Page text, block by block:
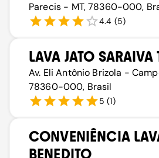
Parecis - MT, 78360-000,
4.4 (5)
LAVA JATO SARAIVA
Av. Eli Antônio Brizola -
78360-000, Brasil
5 (1)
CONVENIÊNCIA
BENEDITO